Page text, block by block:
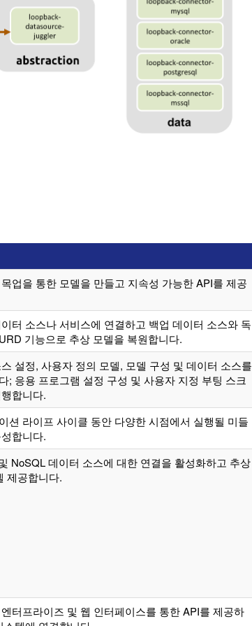
업을 통한 모델을 만들고 지속성 가능한 API를 제공
터 소스나 서비스에 연결하고 백업 데이터 소스와 독
기능으로 추상 모델을 복원합니다.
설정, 사용자 정의 모델, 모델 구성 및 데이터 소스를
; 응용 프로그램 설정 구성 및 사용자 지정 부팅 스크
합니다.
션 라이프 사이클 동안 다양한 시점에서 실행될 미들
합니다.
NoSQL 데이터 소스에 대한 연결을 활성화하고 추상
제공합니다.
터프라이즈 및 웹 인터페이스를 통한 API를 제공하